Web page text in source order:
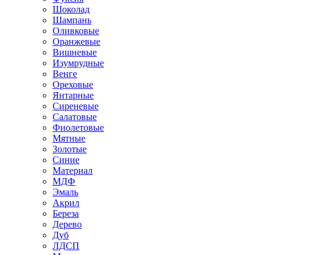
Шоколад
Шампань
Оливковые
Оранжевые
Вишневые
Изумрудные
Венге
Ореховые
Янтарные
Сиреневые
Салатовые
Фиолетовые
Мятные
Золотые
Синие
Материал
МДФ
Эмаль
Акрил
Береза
Дерево
Дуб
ЛДСП